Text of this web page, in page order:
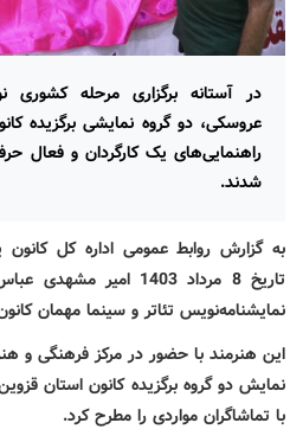
در آستانه برگزاری مرحله کشوری
عروسکی، دو گروه نمایشی برگزیده
راهنمایی‌های یک کارگردان و فعال
شدند.
به گزارش روابط عمومی اداره کل
تاریخ 8 مرداد 1403 امیر مشهدی عباس
نمایشنامه‌نویس تئاتر و سینما مهمان
این هنرمند با حضور در مرکز فرهنگی و
نمایش دو گروه برگزیده کانون استان
با تماشاگران مواردی را مطرح کرد.